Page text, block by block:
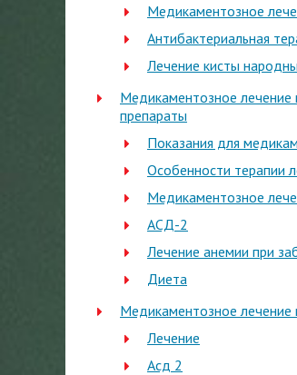
Медикаментозное
Антибактериальная
Лечение кисты
Медикаментозное лечение
препараты
Показания для
Особенности терапии
Медикаментозное
АСД-2
Лечение анемии при
Диета
Медикаментозное лечение
Лечение
Асд 2